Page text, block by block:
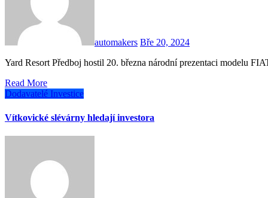
automakers Bře 20, 2024
Yard Resort Předboj hostil 20. března národní prezentaci modelu
Read More
Dodavatelé Investice
Vítkovické slévárny hledají investora